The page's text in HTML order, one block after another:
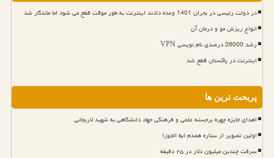
در دولت رئیسی در بحران 1401 وعده دادند اینترنت به طور موقت قطع می شود اما ماندگار شد
انواع ریزش مو و درمان آن
رشد 26000 درصدی نام نویسی VPN
اینترنت در پاکستان قطع شد
پربحث ترین ها
اهدای جایزه چهره برجسته علمی و فرهنگی جهاد دانشگاهی به شهید لاریجانی
اولین تصویر از ستاره همدم ابط الجوزا
سرقت چندین میلیون دلار در ۲۵ دقیقه